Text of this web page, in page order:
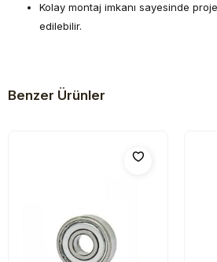
Kolay montaj imkanı sayesinde
edilebilir.
Benzer Ürünler